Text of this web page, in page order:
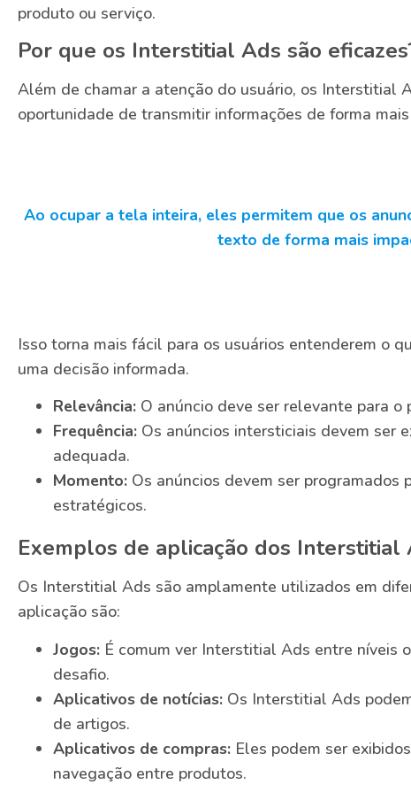
produto ou serviço.
Por que os Interstitial Ads são
Além de chamar a atenção do usuário, os Interstitial
oportunidade de transmitir informações de forma
Ao ocupar a tela inteira, eles permitem que os
texto de forma mais
Isso torna mais fácil para os usuários entenderem o
uma decisão informada.
Relevância: O anúncio deve ser relevante para
Frequência: Os anúncios intersticiais devem ser
adequada.
Momento: Os anúncios devem ser programados
estratégicos.
Exemplos de aplicação dos Interstitial
Os Interstitial Ads são amplamente utilizados em
aplicação são:
Jogos: É comum ver Interstitial Ads entre níveis
desafio.
Aplicativos de notícias: Os Interstitial Ads
de artigos.
Aplicativos de compras: Eles podem ser
navegação entre produtos.